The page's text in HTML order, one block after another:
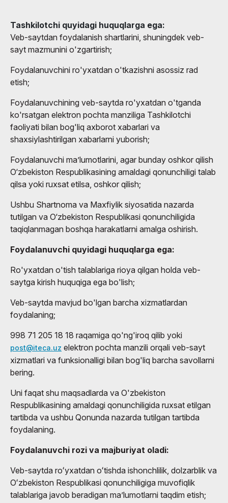
Tashkilotchi quyidagi huquqlarga ega:
Veb-saytdan foydalanish shartlarini, shuningdek veb-
sayt mazmunini o'zgartirish;
Foydalanuvchini ro'yxatdan o'tkazishni asossiz rad
etish;
Foydalanuvchining veb-saytda ro'yxatdan o'tganda
ko'rsatgan elektron pochta manziliga Tashkilotchi
faoliyati bilan bog'liq axborot xabarlari va
shaxsiylashtirilgan xabarlarni yuborish;
Foydalanuvchi ma’lumotlarini, agar bunday oshkor qilish
O‘zbekiston Respublikasining amaldagi qonunchiligi talab
qilsa yoki ruxsat etilsa, oshkor qilish;
Ushbu Shartnoma va Maxfiylik siyosatida nazarda
tutilgan va O‘zbekiston Respublikasi qonunchiligida
taqiqlanmagan boshqa harakatlarni amalga oshirish.
Foydalanuvchi quyidagi huquqlarga ega:
Ro'yxatdan o'tish talablariga rioya qilgan holda veb-
saytga kirish huquqiga ega bo'lish;
Veb-saytda mavjud bo'lgan barcha xizmatlardan
foydalaning;
998 71 205 18 18 raqamiga qo'ng'iroq qilib yoki
post@iteca.uz elektron pochta manzili orqali veb-sayt
xizmatlari va funksionalligi bilan bog'liq barcha savollarni
bering.
Uni faqat shu maqsadlarda va O'zbekiston
Respublikasining amaldagi qonunchiligida ruxsat etilgan
tartibda va ushbu Qonunda nazarda tutilgan tartibda
foydalaning.
Foydalanuvchi rozi va majburiyat oladi:
Veb-saytda roʻyxatdan oʻtishda ishonchlilik, dolzarblik va
Oʻzbekiston Respublikasi qonunchiligiga muvofiqlik
talablariga javob beradigan maʼlumotlarni taqdim etish;